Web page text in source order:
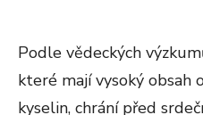
Podle vědeckých
které mají vysoký obsah
kyselin, chrání před